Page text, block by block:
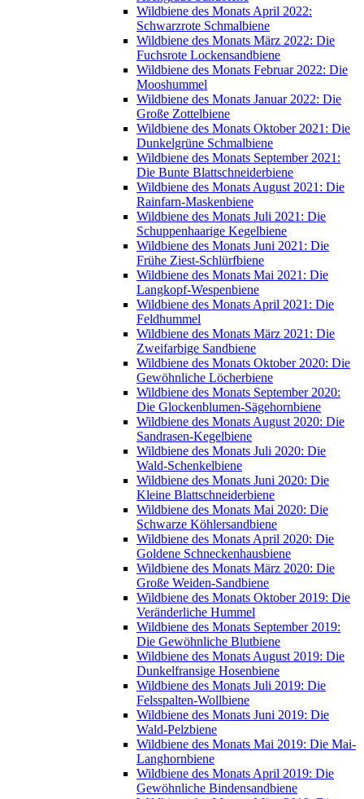
Wildbiene des Monats April 2022:
Schwarzrote Schmalbiene
Wildbiene des Monats März 2022: Die
Fuchsrote Lockensandbiene
Wildbiene des Monats Februar 2022: Die
Mooshummel
Wildbiene des Monats Januar 2022: Die
Große Zottelbiene
Wildbiene des Monats Oktober 2021: Die
Dunkelgrüne Schmalbiene
Wildbiene des Monats September 2021:
Die Bunte Blattschneiderbiene
Wildbiene des Monats August 2021: Die
Rainfarn-Maskenbiene
Wildbiene des Monats Juli 2021: Die
Schuppenhaarige Kegelbiene
Wildbiene des Monats Juni 2021: Die
Frühe Ziest-Schlürfbiene
Wildbiene des Monats Mai 2021: Die
Langkopf-Wespenbiene
Wildbiene des Monats April 2021: Die
Feldhummel
Wildbiene des Monats März 2021: Die
Zweifarbige Sandbiene
Wildbiene des Monats Oktober 2020: Die
Gewöhnliche Löcherbiene
Wildbiene des Monats September 2020:
Die Glockenblumen-Sägehornbiene
Wildbiene des Monats August 2020: Die
Sandrasen-Kegelbiene
Wildbiene des Monats Juli 2020: Die
Wald-Schenkelbiene
Wildbiene des Monats Juni 2020: Die
Kleine Blattschneiderbiene
Wildbiene des Monats Mai 2020: Die
Schwarze Köhlersandbiene
Wildbiene des Monats April 2020: Die
Goldene Schneckenhausbiene
Wildbiene des Monats März 2020: Die
Große Weiden-Sandbiene
Wildbiene des Monats Oktober 2019: Die
Veränderliche Hummel
Wildbiene des Monats September 2019:
Die Gewöhnliche Blutbiene
Wildbiene des Monats August 2019: Die
Dunkelfransige Hosenbiene
Wildbiene des Monats Juli 2019: Die
Felsspalten-Wollbiene
Wildbiene des Monats Juni 2019: Die
Wald-Pelzbiene
Wildbiene des Monats Mai 2019: Die Mai-
Langhornbiene
Wildbiene des Monats April 2019: Die
Gewöhnliche Bindensandbiene